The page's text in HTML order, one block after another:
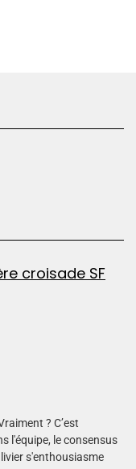
croisade SF
? C’est
l'équipe, le consensus
s'enthousiasme